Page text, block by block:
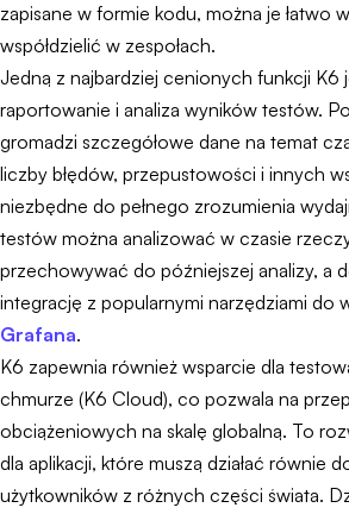
zapisane w formie kodu, można je łatwo
współdzielić w zespołach.
Jedną z najbardziej cenionych funkcji K6
raportowanie i analiza wyników testów.
gromadzi szczegółowe dane na temat
liczby błędów, przepustowości i innych
niezbędne do pełnego zrozumienia
testów można analizować w czasie
przechowywać do późniejszej analizy, a
integrację z popularnymi narzędziami do
Grafana.
K6 zapewnia również wsparcie dla
chmurze (K6 Cloud), co pozwala na
obciążeniowych na skalę globalną. To
dla aplikacji, które muszą działać równie
użytkowników z różnych części świata.